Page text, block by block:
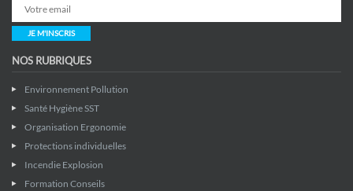
JE M'INSCRIS
NOS RUBRIQUES
Environnement Pollution
Santé Hygiène SST
Organisation Ergonomie
Protections individuelles
Incendie Explosion
Formation Conseils